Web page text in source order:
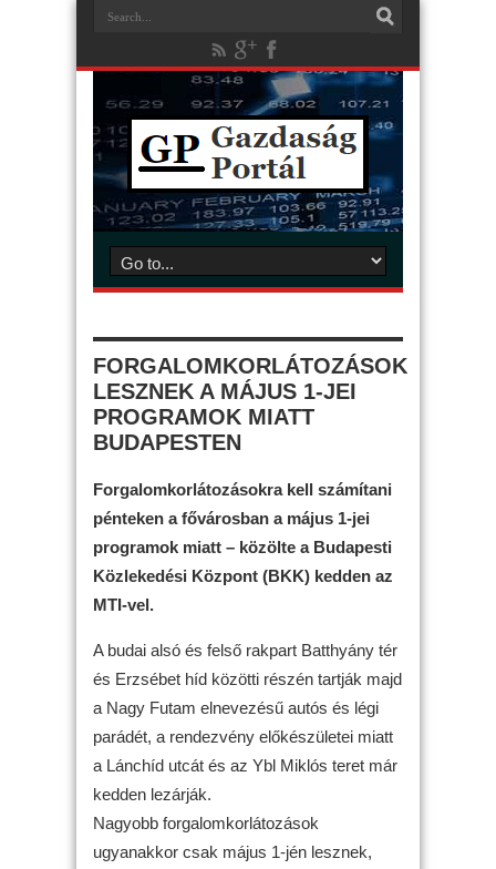
FORGALOMKORLÁTOZÁSOK
LESZNEK A MÁJUS 1-JEI
PROGRAMOK MIATT
BUDAPESTEN
Forgalomkorlátozásokra kell számítani
pénteken a fővárosban a május 1-jei
programok miatt – közölte a Budapesti
Közlekedési Központ (BKK) kedden az
MTI-vel.
A budai alsó és felső rakpart Batthyány tér
és Erzsébet híd közötti részén tartják majd
a Nagy Futam elnevezésű autós és légi
parádét, a rendezvény előkészületei miatt
a Lánchíd utcát és az Ybl Miklós teret már
kedden lezárják.
Nagyobb forgalomkorlátozások
ugyanakkor csak május 1-jén lesznek,